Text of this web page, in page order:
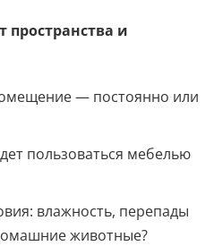
пространства и
— постоянно или
пользоваться мебелью
влажность, перепады
животные?